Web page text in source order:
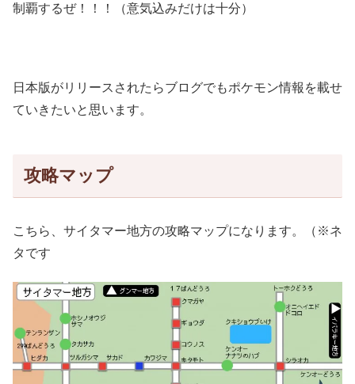
制覇するぜ！！！（意気込みだけは十分）
日本版がリリースされたらブログでもポケモン情報を載せ
ていきたいと思います。
攻略マップ
こちら、サイタマー地方の攻略マップになります。（※ネ
タです